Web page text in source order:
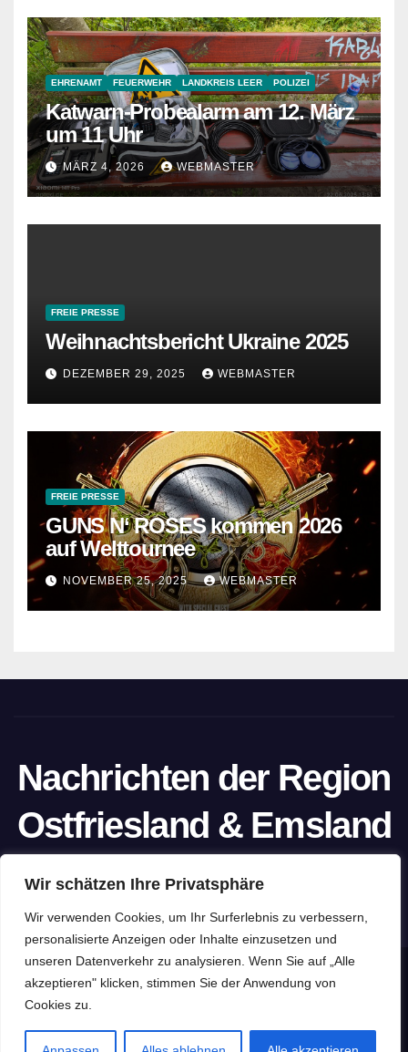
Wir schätzen Ihre Privatsphäre
Wir verwenden Cookies, um Ihr Surferlebnis zu verbessern,
personalisierte Anzeigen oder Inhalte einzusetzen und
unseren Datenverkehr zu analysieren. Wenn Sie auf „Alle
akzeptieren" klicken, stimmen Sie der Anwendung von
Cookies zu.
EHRENAMT FEUERWEHR LANDKREIS LEER POLIZEI
Katwarn-Probealarm am 12. März
um 11 Uhr
MÄRZ 4, 2026 WEBMASTER
FREIE PRESSE
Weihnachtsbericht Ukraine 2025
DEZEMBER 29, 2025 WEBMASTER
FREIE PRESSE
GUNS N‘ ROSES kommen 2026
auf Welttournee
NOVEMBER 25, 2025 WEBMASTER
Nachrichten der Region
Ostfriesland & Emsland
Stolz präsentiert von WordPress |Theme: Newspaperex von
HomeDatenschutzerklärungImpressumPressefreiheit